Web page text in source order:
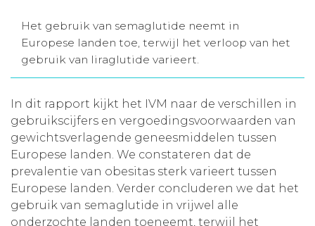
Aanmelden nieuwsbrief
Inloggen
Toegang leeromgeving
Het gebruik van semaglutide neemt in
Europese landen toe, terwijl het verloop van het
gebruik van liraglutide varieert.
In dit rapport kijkt het IVM naar de verschillen in
gebruikscijfers en vergoedingsvoorwaarden van
gewichtsverlagende geneesmiddelen tussen
Europese landen. We constateren dat de
prevalentie van obesitas sterk varieert tussen
Europese landen. Verder concluderen we dat het
gebruik van semaglutide in vrijwel alle
onderzochte landen toeneemt, terwijl het